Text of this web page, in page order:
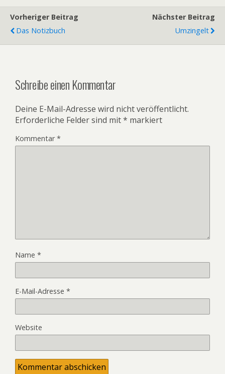
Vorheriger Beitrag
Das Notizbuch
Nächster Beitrag
Umzingelt
Schreibe einen Kommentar
Deine E-Mail-Adresse wird nicht veröffentlicht.
Erforderliche Felder sind mit* markiert
Kommentar*
Name *
E-Mail-Adresse *
Website